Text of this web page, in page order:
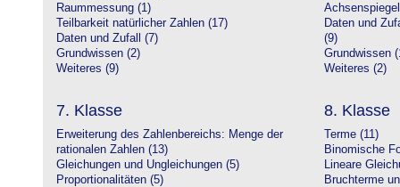
Raummessung (1)
Teilbarkeit natürlicher Zahlen (17)
Daten und Zufall (7)
Grundwissen (2)
Weiteres (9)
Daten und
(9)
Grundwissen
Weiteres (2)
7. Klasse
Erweiterung des Zahlenbereichs: Menge der
rationalen Zahlen (13)
Gleichungen und Ungleichungen (5)
Proportionalitäten (5)
8. Klasse
Terme (11)
Binomische
Lineare
Bruchterme